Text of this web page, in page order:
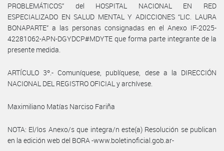
PROBLEMÁTICOS” del HOSPITAL NACIONAL EN RED
ESPECIALIZADO EN SALUD MENTAL Y ADICCIONES “LIC. LAURA
BONAPARTE” a las personas consignadas en el Anexo IF-2025-
42281062-APN-DGYDCP#MDYTE que forma parte integrante de la
presente medida.
ARTÍCULO 3º.- Comuníquese, publíquese, dese a la DIRECCIÓN
NACIONAL DEL REGISTRO OFICIAL y archívese.
Maximiliano Matías Narciso Fariña
NOTA: El/los Anexo/s que integra/n este(a) Resolución se publican
en la edición web del BORA -www.boletinoficial.gob.ar-